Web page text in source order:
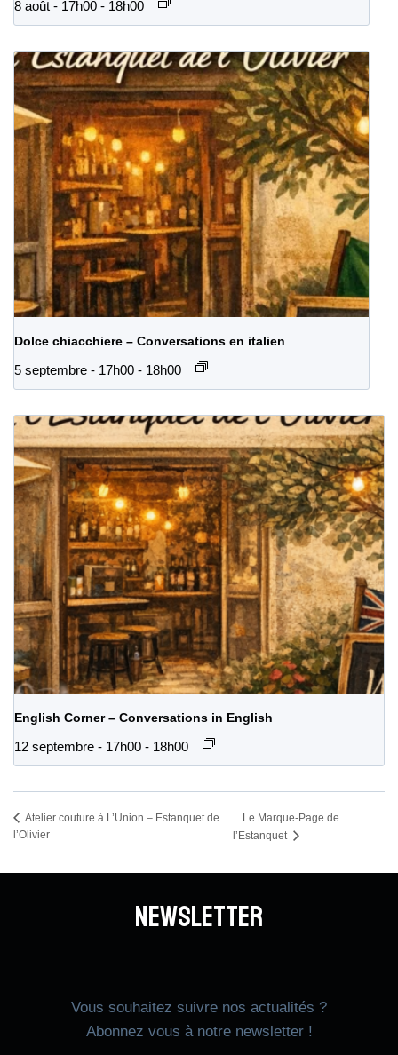
8 août - 17h00 - 18h00
Dolce chiacchiere – Conversations en italien
5 septembre - 17h00 - 18h00
English Corner – Conversations in English
12 septembre - 17h00 - 18h00
Atelier couture à L’Union – Estanquet de
l’Olivier
Le Marque-Page de
l’Estanquet
Newsletter
Vous souhaitez suivre nos actualités ?
Abonnez vous à notre newsletter !